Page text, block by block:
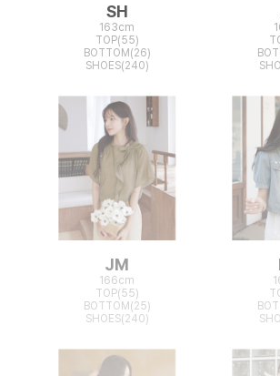
SH
163cm
TOP(55)
BOTTOM(26)
SHOES(240)
JM
166cm
TOP(55)
BOTTOM(25)
SHOES(240)